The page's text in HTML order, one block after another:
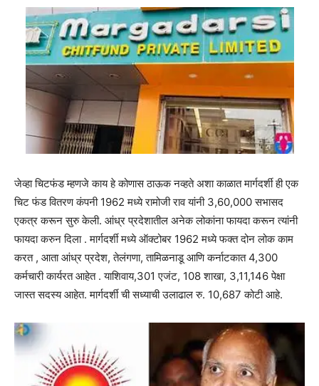
जेव्हा चिटफंड म्हणजे काय हे कोणास ठाऊक नव्हते अशा काळात मार्गदर्शी ही एक
चिट फंड वितरण कंपनी 1962 मध्ये रामोजी राव यांनी 3,60,000 सभासद
एकत्र करून सुरु केली. आंध्र प्रदेशातील अनेक लोकांना फायदा करून त्यांनी
फायदा करुन दिला . मार्गदर्शी मध्ये ऑक्टोबर 1962 मध्ये फक्त दोन लोक काम
करत , आता आंध्र प्रदेश, तेलंगणा, तामिळनाडू आणि कर्नाटकात 4,300
कर्मचारी कार्यरत आहेत . याशिवाय,301 एजंट, 108 शाखा, 3,11,146 पेक्षा
जास्त सदस्य आहेत. मार्गदर्शी ची सध्याची उलाढाल रु. 10,687 कोटी आहे.